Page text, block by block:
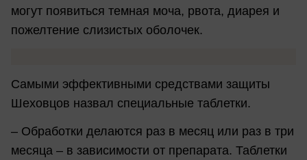
могут появиться темная моча, рвота, диарея и
пожелтение слизистых оболочек.
Самыми эффективными средствами защиты
Шеховцов назвал специальные таблетки.
– Обработки делаются раз в месяц или раз в три
месяца – в зависимости от препарата. Таблетки